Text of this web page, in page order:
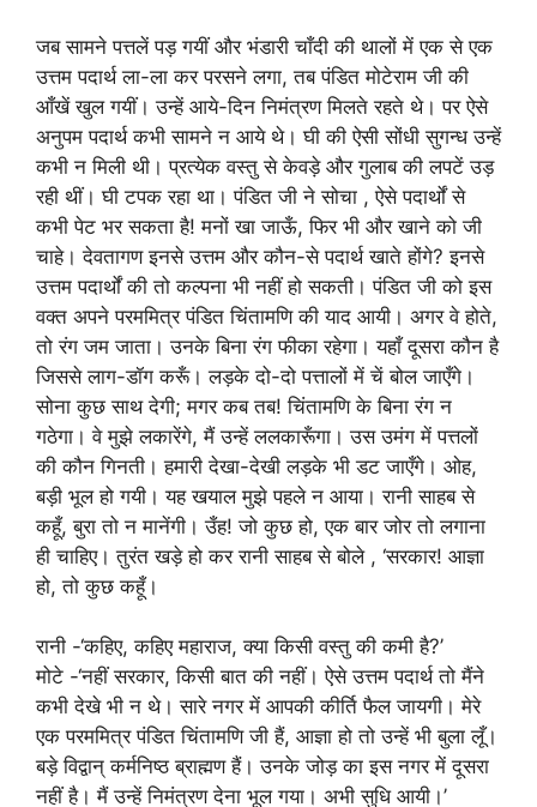
जब सामने पत्तलें पड़ गयीं और भंडारी चाँदी की थालों में एक से एक
उत्तम पदार्थ ला-ला कर परसने लगा, तब पंडित मोटेराम जी की
आँखें खुल गयीं। उन्हें आये-दिन निमंत्रण मिलते रहते थे। पर ऐसे
अनुपम पदार्थ कभी सामने न आये थे। घी की ऐसी सोंधी सुगन्ध उन्हें
कभी न मिली थी। प्रत्येक वस्तु से केवड़े और गुलाब की लपटें उड़
रही थीं। घी टपक रहा था। पंडित जी ने सोचा , ऐसे पदार्थों से
कभी पेट भर सकता है! मनों खा जाऊँ, फिर भी और खाने को जी
चाहे। देवतागण इनसे उत्तम और कौन-से पदार्थ खाते होंगे? इनसे
उत्तम पदार्थों की तो कल्पना भी नहीं हो सकती। पंडित जी को इस
वक्त अपने परममित्र पंडित चिंतामणि की याद आयी। अगर वे होते,
तो रंग जम जाता। उनके बिना रंग फीका रहेगा। यहाँ दूसरा कौन है
जिससे लाग-डॉग करूँ। लड़के दो-दो पत्तालों में चें बोल जाएँगे।
सोना कुछ साथ देगी; मगर कब तब! चिंतामणि के बिना रंग न
गठेगा। वे मुझे लकारेंगे, मैं उन्हें ललकारूँगा। उस उमंग में पत्तलों
की कौन गिनती। हमारी देखा-देखी लड़के भी डट जाएँगे। ओह,
बड़ी भूल हो गयी। यह खयाल मुझे पहले न आया। रानी साहब से
कहूँ, बुरा तो न मानेंगी। उँह! जो कुछ हो, एक बार जोर तो लगाना
ही चाहिए। तुरंत खड़े हो कर रानी साहब से बोले , ‘सरकार! आज्ञा
हो, तो कुछ कहूँ।
रानी -‘कहिए, कहिए महाराज, क्या किसी वस्तु की कमी है?’
मोटे -‘नहीं सरकार, किसी बात की नहीं। ऐसे उत्तम पदार्थ तो मैंने
कभी देखे भी न थे। सारे नगर में आपकी कीर्ति फैल जायगी। मेरे
एक परममित्र पंडित चिंतामणि जी हैं, आज्ञा हो तो उन्हें भी बुला लूँ।
बड़े विद्वान् कर्मनिष्ठ ब्राह्मण हैं। उनके जोड़ का इस नगर में दूसरा
नहीं है। मैं उन्हें निमंत्रण देना भूल गया। अभी सुधि आयी।’